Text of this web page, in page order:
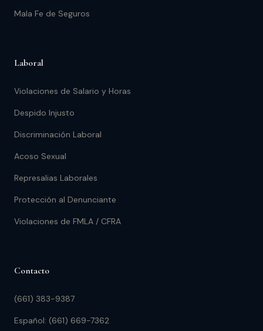
Mala Fe de Seguros
Laboral
Violaciones de Salario y Horas
Despido Injusto
Discriminación Laboral
Acoso Sexual
Represalias Laborales
Protección al Denunciante
Violaciones de FMLA / CFRA
Contacto
(661) 383-9387
Español: (661) 669-7362